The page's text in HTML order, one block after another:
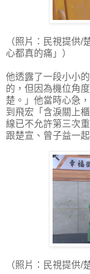
（照片：民視提供/
心都真的痛」）
他透露了一段小小
的，但因為機位角
楚。」他當時心急
到飛宏「含淚關上
線已不允許第三次
跟楚宣、曾子益一
（照片：民視提供/